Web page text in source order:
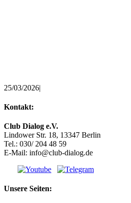
25/03/2026|
Kontakt:
Club Dialog e.V.
Lindower Str. 18, 13347 Berlin
Tel.: 030/ 204 48 59
E-Mail: info@club-dialog.de
Unsere Seiten: